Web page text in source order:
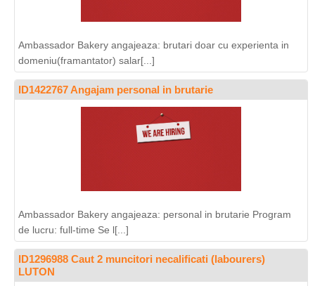
Ambassador Bakery angajeaza: brutari doar cu experienta in
domeniu(framantator) salar[...]
ID1422767 Angajam personal in brutarie
Ambassador Bakery angajeaza: personal in brutarie Program
de lucru: full-time Se l[...]
ID1296988 Caut 2 muncitori necalificati (labourers)
LUTON